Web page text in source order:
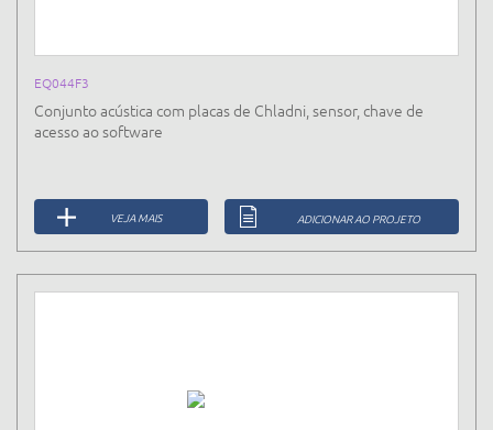
EQ044F3
Conjunto acústica com placas de Chladni, sensor, chave de
acesso ao software
VEJA MAIS ADICIONAR AO PROJETO